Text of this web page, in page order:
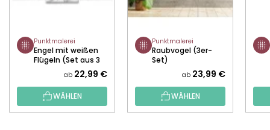
Punktmalerei
Engel mit weißen
Flügeln (Set aus 3
Leinwänden)
ab 22,99 €
WÄHLEN
Punktmalerei
Raubvogel (3er-
Set)
ab 23,99 €
WÄHLEN